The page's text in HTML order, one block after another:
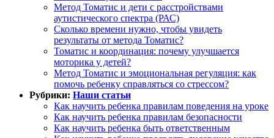
Метод Томатис и дети с расстройствами
аутистического спектра (РАС)
Сколько времени нужно, чтобы увидеть
результаты от метода Томатис?
Томатис и координация: почему улучшается
моторика у детей?
Метод Томатис и эмоциональная регуляция: как
помочь ребенку справляться со стрессом?
Рубрики: Наши статьи
Как научить ребенка правилам поведения на уроке
Как научить ребенка правилам безопасности
Как научить ребенка быть ответственным